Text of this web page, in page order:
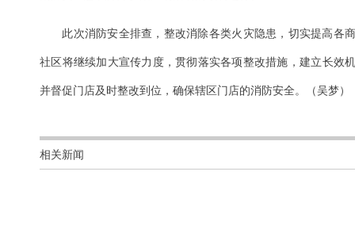
此次消防安全排查，整改消除各类火灾隐患，切实提高各
社区将继续加大宣传力度，贯彻落实各项整改措施，建立长效
并督促门店及时整改到位，确保辖区门店的消防安全。（吴梦）
相关新闻